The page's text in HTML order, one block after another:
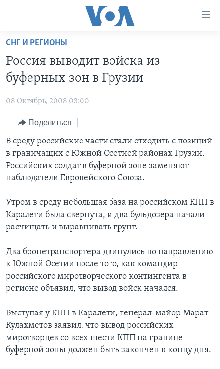
Перейти
основной
контент
Перейти
навигации
Перейти
поиск
ПРОГРАММЫ
НОВОСТИ ЗА МИНУТУ
ИТОГИ
ПОЧЕМУ ЭТО ВАЖНО?
ДИСКУССИЯ VOA
ДЕТАЛИ
АМЕРИКА. БОЛЬШОЕ ПУТЕШЕСТВИЕ
ПРОЕКТЫ
УЧИМ АНГЛИЙСКИЙ
НАША АМЕРИКАНСКАЯ ИСТОРИЯ
А КАК В АМЕРИКЕ?
АРТЕФАКТЫ
АМЕРИКАНСКИЕ ГОРОДКИ
ЭКСПЕРТИЗА
ИНТЕРВЬЮ
ФАКТЫ ПРОТИВ ФЕЙКОВ
ЗА СВОБОДУ ПРЕССЫ
УЧИМ АНГЛИЙСКИЙ
ПОДПИСКА НА НОВОСТИ
СОЦИАЛЬНЫЕ СЕТИ
Языки
СНГ И РЕГИОНЫ
Россия выводит войска из
буферных зон в Грузии
08 Октябрь, 2008 03:00
Поделиться
В среду российские части стали отходить с позиций
в граничащих с Южной Осетией районах Грузии.
Российских солдат в буферной зоне заменяют
наблюдатели Европейского Союза.
Утром в среду небольшая база на российском КПП в
Каралети была свернута, и два бульдозера начали
расчищать и выравнивать грунт.
Два бронетранспортера двинулись по направлению
к Южной Осетии после того, как командир
российского миротворческого контингента в
регионе объявил, что вывод войск начался.
Выступая у КПП в Каралети, генерал-майор Марат
Кулахметов заявил, что вывод российских
миротворцев со всех шести КПП на границе
буферной зоны должен быть закончен к концу дня.